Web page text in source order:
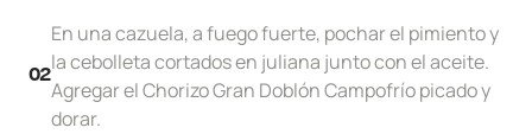
02
En una cazuela, a fuego fuerte, pochar el pimiento y
la cebolleta cortados en juliana junto con el aceite.
Agregar el Chorizo Gran Doblón Campofrío picado y
dorar.